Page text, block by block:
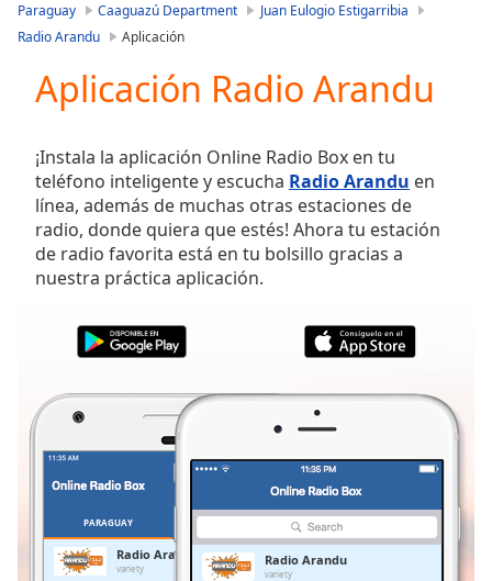
loading.
Video
Play
Skip
Forward
Current
Time0:00
TypeLIVE
Seek to
currently
LIVE
Remaining
Time-
Paraguay Caaguazú Department
Juan Eulogio Estigarribia
Radio Arandu
Aplicación
Aplicación Radio Arandu
¡Instala la aplicación Online Radio Box en tu
teléfono inteligente y escucha Radio Arandu en
línea, además de muchas otras estaciones de
radio, donde quiera que estés! Ahora tu estación
de radio favorita está en tu bolsillo gracias a
nuestra práctica aplicación.
PARAGUAY
Radio Arandu
variety
Radio Arandu
variety